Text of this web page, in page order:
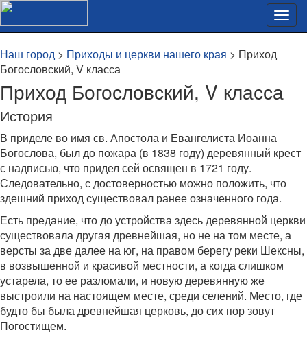
Наш город > Приходы и церкви нашего края > Приход
Богословский, V класса
Приход Богословский, V класса
История
В приделе во имя св. Апостола и Евангелиста Иоанна
Богослова, был до пожара (в 1838 году) деревянный крест
с надписью, что придел сей освящен в 1721 году.
Следовательно, с достоверностью можно положить, что
здешний приход существовал ранее означенного года.
Есть предание, что до устройства здесь деревянной церкви
существовала другая древнейшая, но не на том месте, а
версты за две далее на юг, на правом берегу реки Шексны,
в возвышенной и красивой местности, а когда слишком
устарела, то ее разломали, и новую деревянную же
выстроили на настоящем месте, среди селений. Место, где
будто бы была древнейшая церковь, до сих пор зовут
Погостищем.